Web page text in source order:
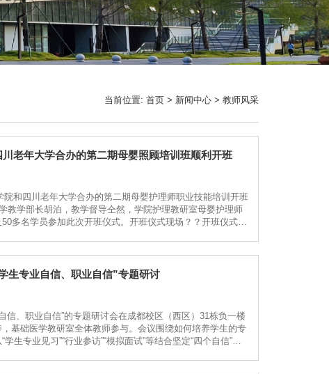
当前位置:首页 > 新闻中心 >教师风采
老年大学合办的第二期母婴照顾培训班顺利开班
和四川老年大学合办的第二期母婴护理师职业技能培训开班
教学部长胡泊，教学督导仝然，学院护理教研室母婴护理师
多名学员参加此次开班仪式。开班仪式现场？？开班仪式
生专业自信、职业自信”专题研讨
信、职业自信”的专题研讨会在成都校区（西区）31栋负一楼
基础医学教研室全体教师参与。会议围绕如何培养学生的专
专业见习”“行业参访”“模拟面试”等结合坚定“四个自信”提